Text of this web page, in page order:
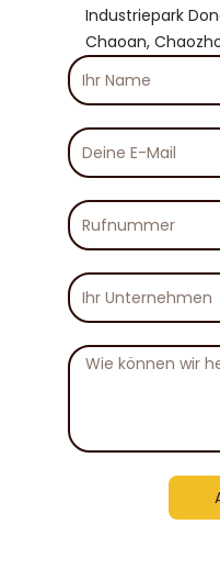
Industriepark
Chaoan,
Ihr
Name
Deine
E-
Mail
Rufnummer
Ihr
Unternehmen
Nachricht